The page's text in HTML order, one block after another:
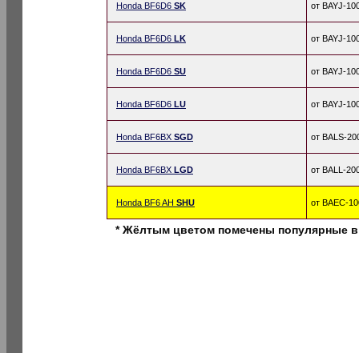
Honda BF6D6 SK от BAYJ-
Honda BF6D6 LK от BAYJ-
Honda BF6D6 SU от BAYJ-
Honda BF6D6 LU от BAYJ-
Honda BF6BX SGD от BALS-
Honda BF6BX LGD от BALL-
Honda BF6 AH SHU от BAEC-
* Жёлтым цветом помечены популярные